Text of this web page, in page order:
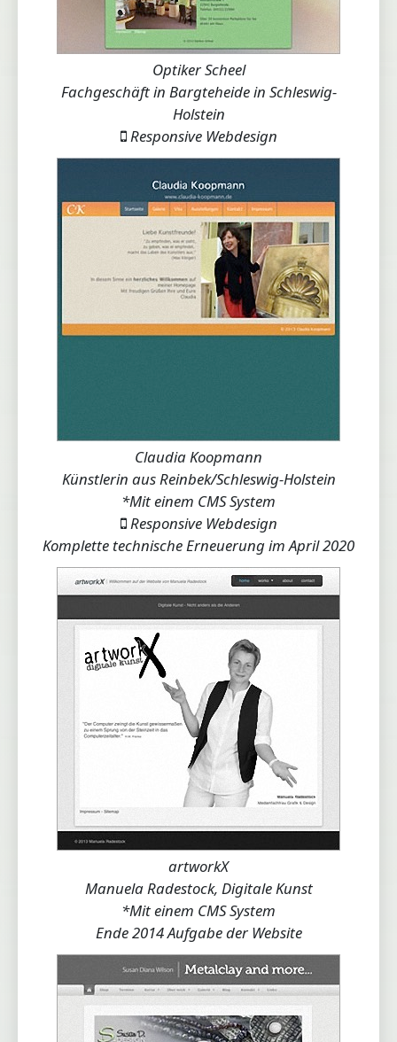
Optiker Scheel
Fachgeschäft in Bargteheide in Schleswig-
Holstein
Responsive Webdesign
Claudia Koopmann
Künstlerin aus Reinbek/Schleswig-Holstein
*Mit einem CMS System
Responsive Webdesign
Komplette technische Erneuerung im April 2020
artworkX
Manuela Radestock, Digitale Kunst
*Mit einem CMS System
Ende 2014 Aufgabe der Website